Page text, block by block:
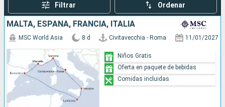
Filtrar Ordenar
MALTA, ESPAÑA, FRANCIA, ITALIA
MSC World Asia 8 d Civitavecchia - Roma 11/01/2027
Niños Gratis
Oferta en paquete de bebidas
Comidas incluidas